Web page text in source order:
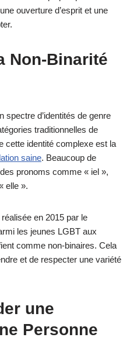
ouverture d’esprit et une
Non-Binarité
spectre d’identités de genre
traditionnelles de
cette identité complexe est la
saine. Beaucoup de
pronoms comme « iel »,
elle ».
en 2015 par le
les jeunes LGBT aux
comme non-binaires. Cela
et de respecter une variété
une
Personne